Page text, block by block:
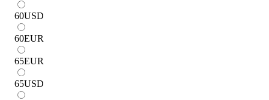
60USD
60EUR
65EUR
65USD